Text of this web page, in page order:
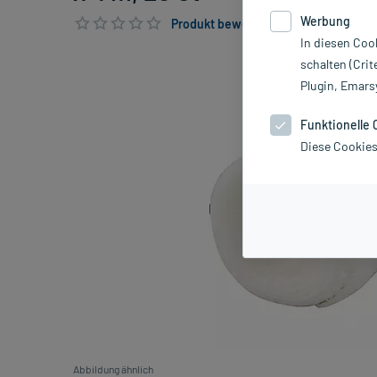
Produkt bewerten & PlusHerzen
Abbildung ähnlich
Werbung
In diesen
schalten
Plugin,
Funktionelle
Diese